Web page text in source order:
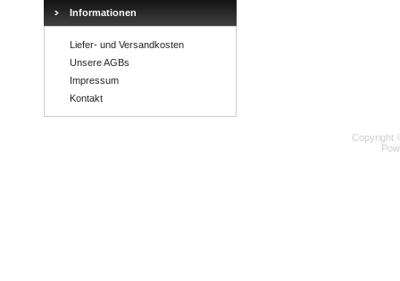
Informationen
Liefer- und Versandkosten
Unsere AGBs
Impressum
Kontakt
Copyright